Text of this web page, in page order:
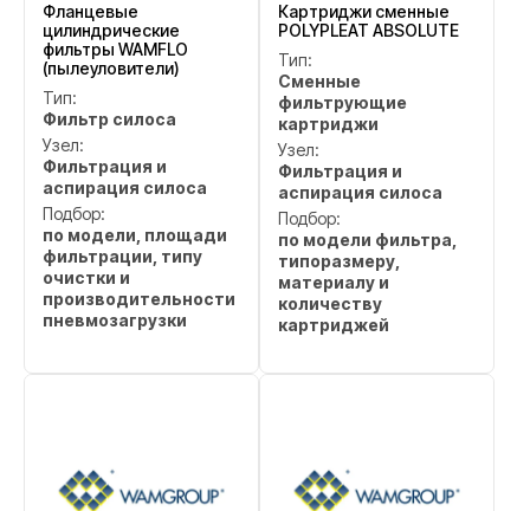
Фланцевые
цилиндрические
фильтры WAMFLO
(пылеуловители)
Тип:
Фильтр силоса
Узел:
Фильтрация и
аспирация силоса
Подбор:
по модели, площади
фильтрации, типу
очистки и
производительности
пневмозагрузки
Картриджи сменные
POLYPLEAT ABSOLUTE
Тип:
Сменные
фильтрующие
картриджи
Узел:
Фильтрация и
аспирация силоса
Подбор:
по модели фильтра,
типоразмеру,
материалу и
количеству
картриджей